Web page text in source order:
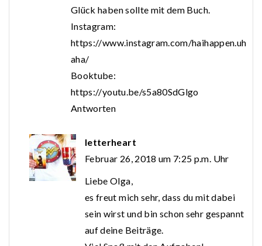
Glück haben sollte mit dem Buch.
Instagram:
https://www.instagram.com/haihappen.uh
aha/
Booktube:
https://youtu.be/s5a80SdGlgo
Antworten
letterheart
Februar 26, 2018 um 7:25 p.m. Uhr
Liebe Olga,
es freut mich sehr, dass du mit dabei
sein wirst und bin schon sehr gespannt
auf deine Beiträge.